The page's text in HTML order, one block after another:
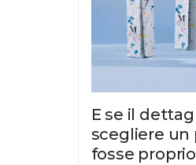
E se il
scegliere
fosse